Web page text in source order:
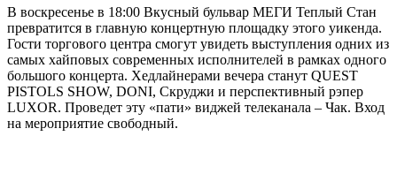
В воскресенье в 18:00 Вкусный бульвар МЕГИ Теплый Стан
превратится в главную концертную площадку этого уикенда.
Гости торгового центра смогут увидеть выступления одних из
самых хайповых современных исполнителей в рамках одного
большого концерта. Хедлайнерами вечера станут QUEST
PISTOLS SHOW, DONI, Скруджи и перспективный рэпер
LUXOR. Проведет эту «пати» виджей телеканала – Чак. Вход
на мероприятие свободный.